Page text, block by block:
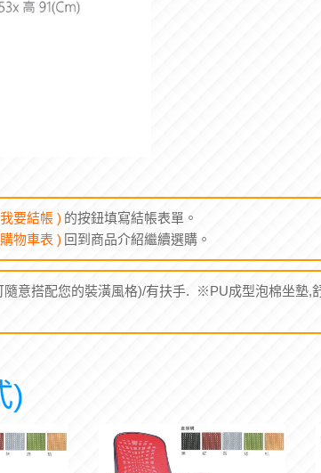
要結帳 ) 的按鈕填寫結帳表單。
物車表 ) 回到商品介紹繼續選購。
隨意搭配您的裝潢風格)/有扶手. ※PU成型泡棉坐墊,
)